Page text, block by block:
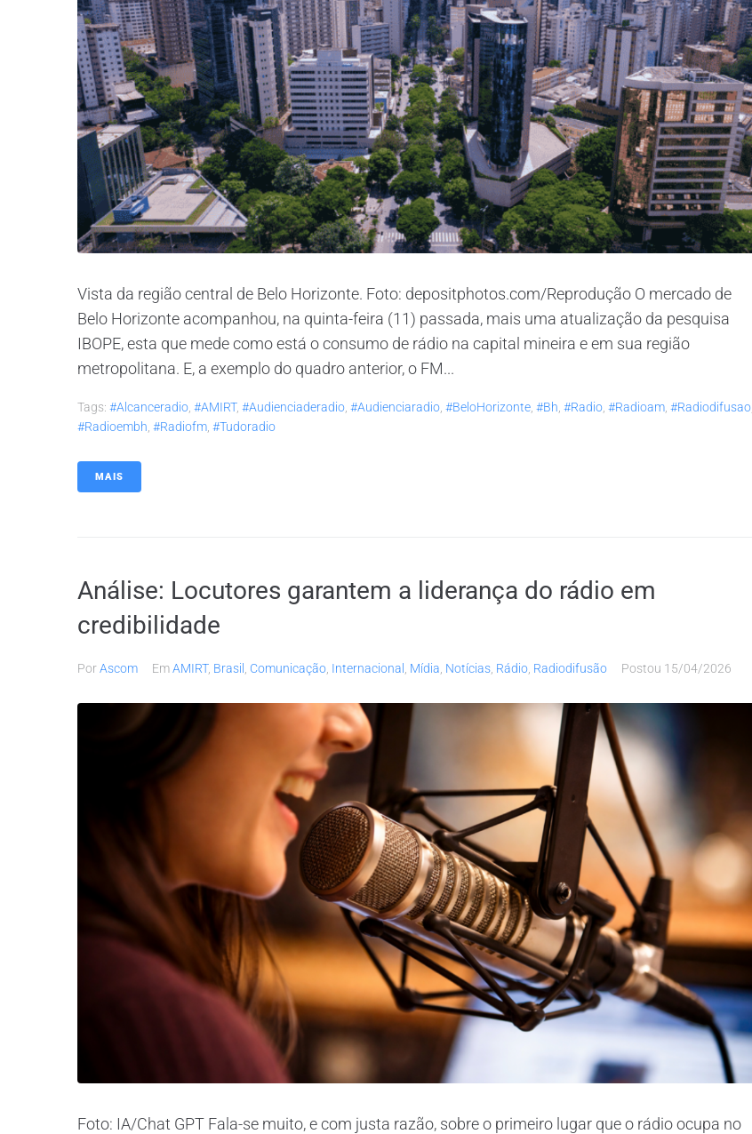
Vista da região central de Belo Horizonte. Foto: depositphotos.com/Reprodução O mercado de
Belo Horizonte acompanhou, na quinta-feira (11) passada, mais uma atualização da pesquisa
IBOPE, esta que mede como está o consumo de rádio na capital mineira e em sua região
metropolitana. E, a exemplo do quadro anterior, o FM...
Tags: #alcanceradio #AMIRT, #audienciaderadio #audienciaradio #BeloHorizonte #bh #radio #radioam #radiodifusao
#radioembh #radiofm #tudoradio
MAIS
Análise: Locutores garantem a liderança do rádio em
credibilidade
PorAscom EmAMIRT, Brasil Comunicação Internacional Mídia Notícias Rádio Radiodifusão Postou 15/04/2026
Foto: IA/Chat GPT Fala-se muito, e com justa razão, sobre o primeiro lugar que o rádio ocupa no